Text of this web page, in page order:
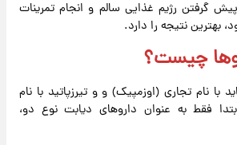
گرفتن رژیم غذایی سالم و انجام تمرینات
بهترین نتیجه را دارد.
چیست؟
با نام تجاری (اوزمپیک) و و تیرزپاتید با نام
فقط به عنوان داروهای دیابت نوع دو،